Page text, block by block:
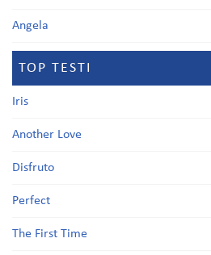
Angela
TOP TESTI
Iris
Another Love
Disfruto
Perfect
The First Time